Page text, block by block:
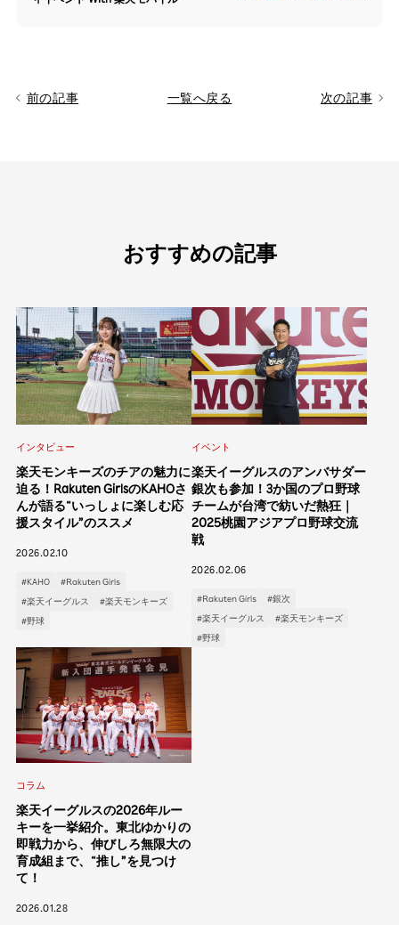
前の記事 一覧へ戻る 次の記事
おすすめの記事
インタビュー
楽天モンキーズのチアの魅力に
迫る！Rakuten GirlsのKAHOさ
んが語る“いっしょに楽しむ応
援スタイル”のススメ
2026.02.10
#KAHO
#Rakuten Girls
#楽天イーグルス
#楽天モンキーズ
#野球
イベント
楽天イーグルスのアンバサダー
銀次も参加！3か国のプロ野球
チームが台湾で紡いだ熱狂｜
2025桃園アジアプロ野球交流
戦
2026.02.06
#Rakuten Girls
#銀次
#楽天イーグルス
#楽天モンキーズ
#野球
コラム
楽天イーグルスの2026年ルー
キーを一挙紹介。東北ゆかりの
即戦力から、伸びしろ無限大の
育成組まで、“推し”を見つけ
て！
2026.01.28